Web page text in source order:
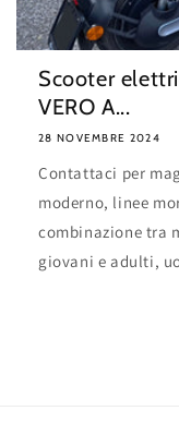
Scooter
VERO A...
28 NOVEMBRE 2024
Contattaci per
moderno, linee
combinazione tra
giovani e adulti,